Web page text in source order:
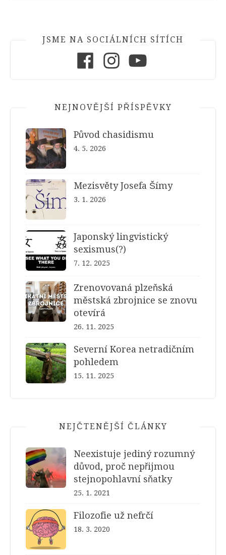
JSME NA SOCIÁLNÍCH SÍTÍCH
NEJNOVĚJŠÍ PŘÍSPĚVKY
Původ chasidismu
4. 5. 2026
Mezisvěty Josefa Šímy
3. 1. 2026
Japonský lingvistický
sexismus(?)
7. 12. 2025
Zrenovovaná plzeňská
městská zbrojnice se znovu
otevírá
26. 11. 2025
Severní Korea netradičním
pohledem
15. 11. 2025
NEJČTENĚJŠÍ ČLÁNKY
Neexistuje jediný rozumný
důvod, proč nepřijmou
stejnopohlavní sňatky
25. 1. 2021
Filozofie už nefrčí
18. 3. 2020